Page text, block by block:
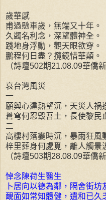
歲華感
甫過懸車歲，無端又十年。
久蠲名利念，深望體神全。
踐地身浮動，觀天眼欲穿。
鵬程何日盡？攬鏡惜華顛。
（詩壇502期21.08.09華僑
哀台灣風災
一
願與心違熱望沉，天災人禍
蒼穹何忍毀吾土，長使黎民
二
高樓村落霎時沉，暴雨狂風
梓里葬身何處覓，離人觸景
（詩壇503期28.08.09華僑
悼念陳荷生醫生
卜居向以德為鄰，隔舍街坊
靦面如常知體健，遺和已久